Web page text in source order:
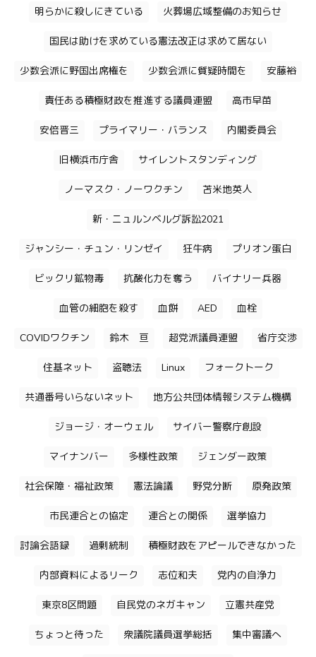
明らかに殺しにきている 火葬場広域整備のお知らせ
国民は助けを求めている憲法改正は求めて居ない
少数会派に野国出席権を 少数会派に質疑時間を 安藤裕
責任ある積極財政を推進する議員連盟 高市早苗
安倍晋三 プライマリー・バランス 内閣委員会
旧横浜市庁舎 サイレントスタンディング
ノーマスク・ノーワクチン 苫米地英人
新・ニュルンベルグ訴訟2021
ジャンシー・チュン・リンゼイ 狂牛病 プリオン蛋白
ビックリ鉱物毒 抗酸化力を奪う バイナリー兵器
血管の細胞を殺す 血餅 AED 血栓
COVIDワクチン 鈴木 亘 超党派議員連盟 省庁交渉
住基ネット 盗聴法 Linux フォークトーク
共通番号いらないネット 地方公共団体情報システム機構
ジョージ・オーウェル サイバー警察庁創設
マイナンバー 多様性政策 ジェンダー政策
社会保障・福祉政策 憲法論議 野党分断 原発政策
市民連合との協定 連合との関係 選挙協力
討論会語録 過剰統制 積極財政をアピールできなかった
内部資料によるリーク 志位和夫 党内の自浄力
東京8区問題 自民党のネガキャン 立憲共産党
ちょっと待った 衆議院議員選挙総括 集中審議へ